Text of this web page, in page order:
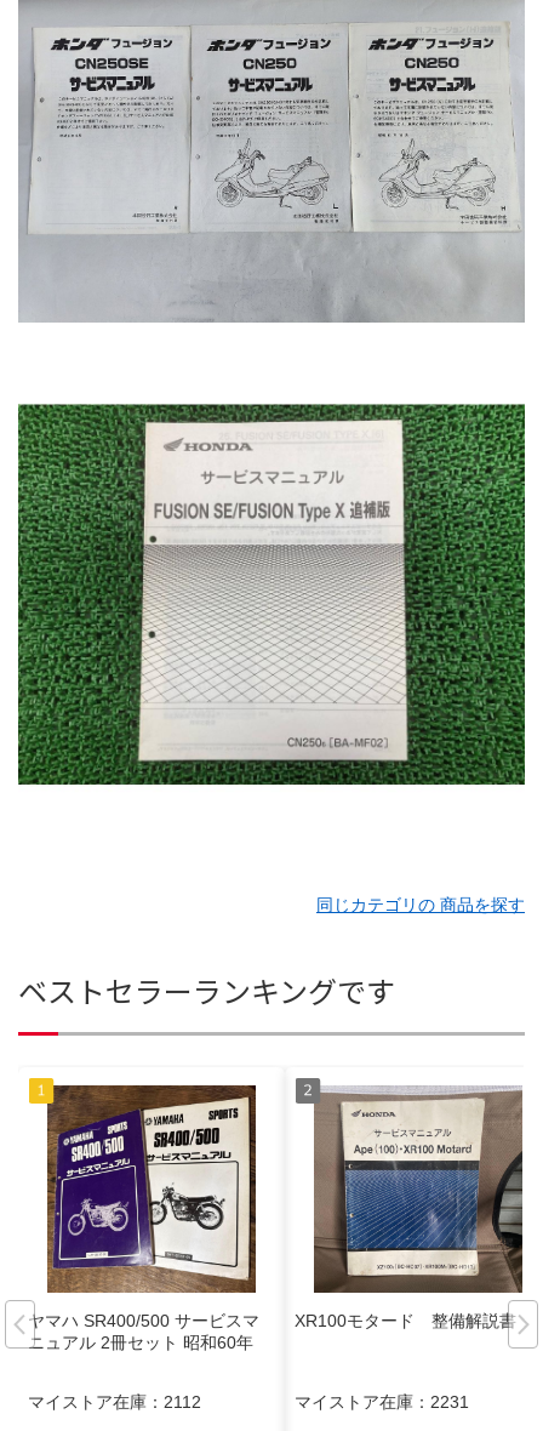
同じカテゴリの 商品を探す
ベストセラーランキングです
ヤマハ SR400/500 サービスマ
ニュアル 2冊セット 昭和60年
マイストア在庫： 2112
XR100モタード 整備解説書
マイストア在庫： 2231